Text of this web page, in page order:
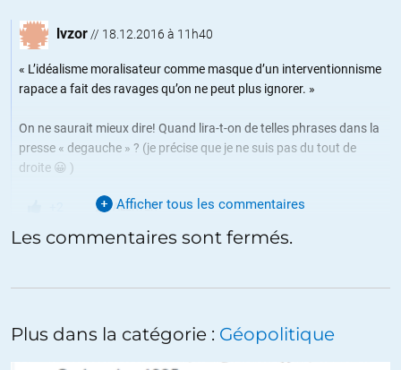
lvzor // 18.12.2016 à 11h40
« L’idéalisme moralisateur comme masque d’un interventionnisme
rapace a fait des ravages qu’on ne peut plus ignorer. »
On ne saurait mieux dire! Quand lira-t-on de telles phrases dans la
presse « degauche » ? (je précise que je ne suis pas du tout de
droite 😀 )
ALERTER
payé de tant de tant de souffrances et de vies.
Afficher tous les commentaires
Les commentaires sont fermés.
Plus dans la catégorie : Géopolitique